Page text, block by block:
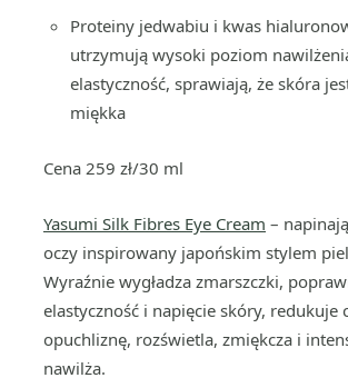
Proteiny jedwabiu i kwas
utrzymują wysoki poziom
elastyczność, sprawiają, że skóra
miękka
Cena 259 zł/30 ml
Yasumi Silk Fibres Eye Cream –
oczy inspirowany japońskim stylem
Wyraźnie wygładza zmarszczki,
elastyczność i napięcie skóry, redukuje
opuchliznę, rozświetla, zmiękcza i
nawilża.